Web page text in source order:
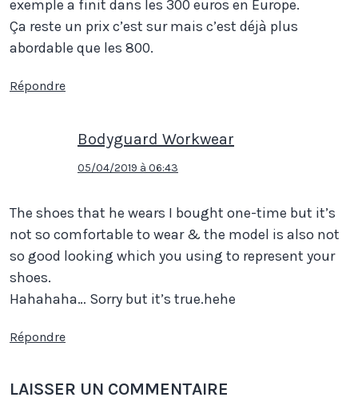
exemple a finit dans les 300 euros en Europe.
Ça reste un prix c’est sur mais c’est déjà plus
abordable que les 800.
Répondre
Bodyguard Workwear
05/04/2019 à 06:43
The shoes that he wears I bought one-time but it’s
not so comfortable to wear & the model is also not
so good looking which you using to represent your
shoes.
Hahahaha… Sorry but it’s true.hehe
Répondre
LAISSER UN COMMENTAIRE